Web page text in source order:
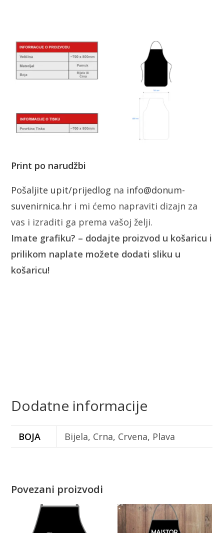
Print po narudžbi
Pošaljite upit/prijedlog na info@donum-
suvenirnica.hr i mi ćemo napraviti dizajn za
vas i izraditi ga prema vašoj želji.
Imate grafiku? – dodajte proizvod u košaricu i
prilikom naplate možete dodati sliku u
košaricu!
Dodatne informacije
BOJA Bijela, Crna, Crvena, Plava
Povezani proizvodi